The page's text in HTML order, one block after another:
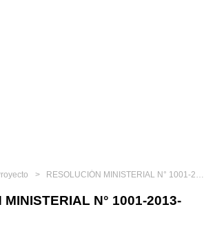
RESOLUCIÓN MINISTERIAL N° 1001-2013-DE/SG
MINISTERIAL N° 1001-2013-